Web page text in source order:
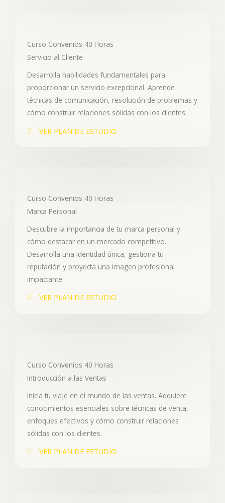
Curso Convenios 40 Horas
Servicio al Cliente
Desarrolla habilidades fundamentales para
proporcionar un servicio excepcional. Aprende
técnicas de comunicación, resolución de problemas y
cómo construir relaciones sólidas con los clientes.
VER PLAN DE ESTUDIO
Curso Convenios 40 Horas
Marca Personal
Descubre la importancia de tu marca personal y
cómo destacar en un mercado competitivo.
Desarrolla una identidad única, gestiona tu
reputación y proyecta una imagen profesional
impactante.
VER PLAN DE ESTUDIO
Curso Convenios 40 Horas
Introducción a las Ventas
Inicia tu viaje en el mundo de las ventas. Adquiere
conocimientos esenciales sobre técnicas de venta,
enfoques efectivos y cómo construir relaciones
sólidas con los clientes.
VER PLAN DE ESTUDIO